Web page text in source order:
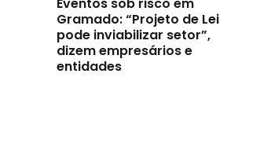
Eventos sob risco em
Gramado: “Projeto de Lei
pode inviabilizar setor”,
dizem empresários e
entidades